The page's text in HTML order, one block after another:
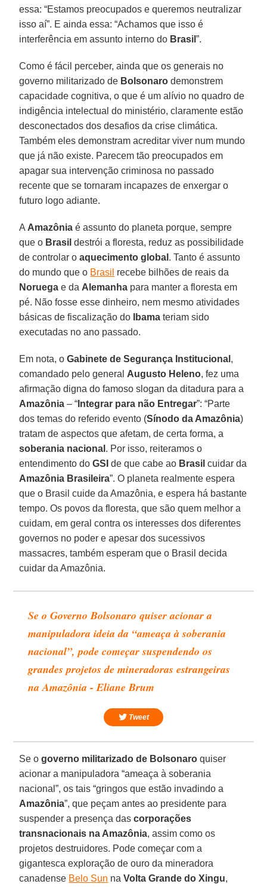
essa: “Estamos preocupados e queremos neutralizar
isso aí”. E ainda essa: “Achamos que isso é
interferência em assunto interno do Brasil”.
Como é fácil perceber, ainda que os generais no
governo militarizado de Bolsonaro demonstrem
capacidade cognitiva, o que é um alívio no quadro de
indigência intelectual do ministério, claramente estão
desconectados dos desafios da crise climática.
Também eles demonstram acreditar viver num mundo
que já não existe. Parecem tão preocupados em
apagar sua intervenção criminosa no passado
recente que se tornaram incapazes de enxergar o
futuro logo adiante.
A Amazônia é assunto do planeta porque, sempre
que o Brasil destrói a floresta, reduz as possibilidade
de controlar oaquecimento global . Tanto é assunto
do mundo que o Brasil recebe bilhões de reais da
Noruega e da Alemanha para manter a floresta em
pé. Não fosse esse dinheiro, nem mesmo atividades
básicas de fiscalização do
Ibamateriam sido
executadas no ano passado.
Em nota, oGabinete de Segurança Institucional ,
comandado pelo general Augusto Heleno, fez uma
afirmação digna do famoso slogan da ditadura para a
Amazônia – “ Integrar para não Entregar”: “Parte
dos temas do referido evento (Sínodo da Amazônia)
tratam de aspectos que afetam, de certa forma, a
soberania nacional . Por isso, reiteramos o
entendimento doGSI de que cabe ao Brasil cuidar da
Amazônia Brasileira”. O planeta realmente espera
que o Brasil cuide da Amazônia, e espera há bastante
tempo. Os povos da floresta, que são quem melhor a
cuidam, em geral contra os interesses dos diferentes
governos no poder e apesar dos sucessivos
massacres, também esperam que o Brasil decida
cuidar da Amazônia.
Se o Governo Bolsonaro quiser acionar a
manipuladora ideia da “ameaça à soberania
nacional”, pode começar suspendendo os
grandes projetos de mineradoras estrangeiras
na Amazônia - Eliane Brum
Tweet
Se ogoverno militarizado de Bolsonaro quiser
acionar a manipuladora “ameaça à soberania
nacional”, os tais “gringos que estão invadindo a
Amazônia”, que peçam antes ao presidente para
suspender a presença dascorporações
transnacionais na Amazônia, assim como os
projetos destruidores. Pode começar com a
gigantesca exploração de ouro da mineradora
canadense Belo Sun naVolta Grande do Xingu,